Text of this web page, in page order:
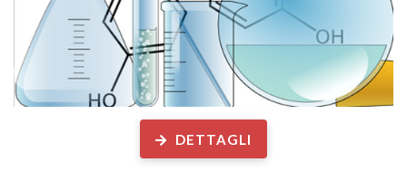
DETTAGLI